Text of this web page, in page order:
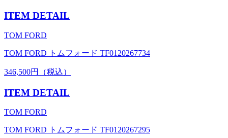
ITEM DETAIL
TOM FORD
TOM FORD トムフォード TF0120267734
346,500円（税込）
ITEM DETAIL
TOM FORD
TOM FORD トムフォード TF0120267295